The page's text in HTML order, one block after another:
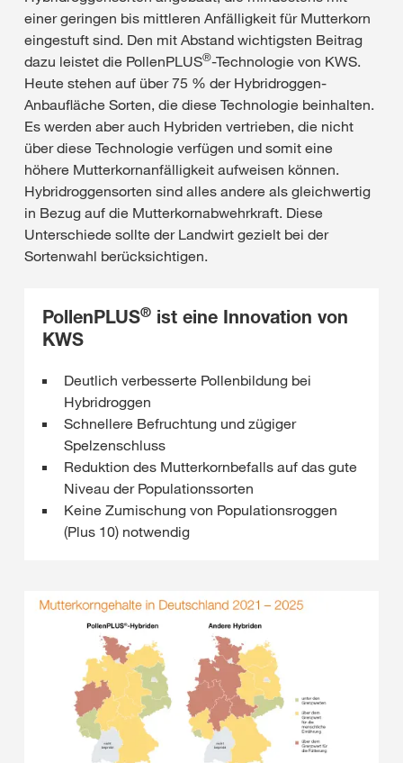
einer geringen bis mittleren Anfälligkeit für Mutterkorn
eingestuft sind. Den mit Abstand wichtigsten Beitrag
dazu leistet die PollenPLUS®-Technologie von KWS.
Heute stehen auf über 75 % der Hybridroggen-
Anbaufläche Sorten, die diese Technologie beinhalten.
Es werden aber auch Hybriden vertrieben, die nicht
über diese Technologie verfügen und somit eine
höhere Mutterkornanfälligkeit aufweisen können.
Hybridroggensorten sind alles andere als gleichwertig
in Bezug auf die Mutterkornabwehrkraft. Diese
Unterschiede sollte der Landwirt gezielt bei der
Sortenwahl berücksichtigen.
PollenPLUS® ist eine Innovation von
KWS
Deutlich verbesserte Pollenbildung bei
Hybridroggen
Schnellere Befruchtung und zügiger
Spelzenschluss
Reduktion des Mutterkornbefalls auf das gute
Niveau der Populationssorten
Keine Zumischung von Populationsroggen
(Plus 10) notwendig